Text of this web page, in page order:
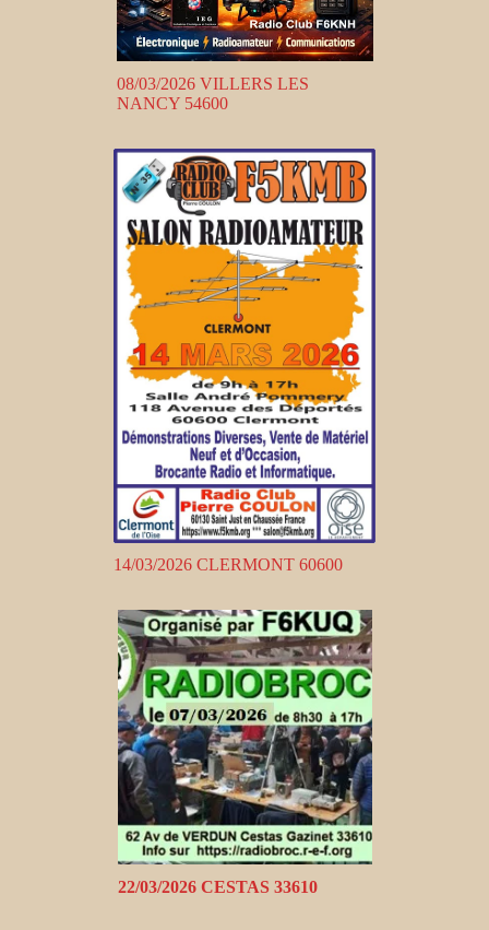
08/03/2026 VILLERS LES
NANCY 54600
14/03/2026 CLERMONT 60600
22/03/2026 CESTAS 33610